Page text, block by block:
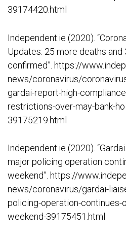
39174420.html
Independent.ie (2020).
Updates: 25 more deaths
confirmed”. https://
news/coronavirus/
gardai-report-high-
restrictions-over-may-bank-
39175219.html
Independent.ie (2020).
major policing operation
weekend”. https://
news/coronavirus/gardai-
policing-operation-continues-
weekend-39175451.html